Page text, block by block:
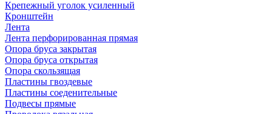
Крепежный уголок усиленный
Кронштейн
Лента
Лента перфорированная прямая
Опора бруса закрытая
Опора бруса открытая
Опора скользящая
Пластины гвоздевые
Пластины соеденительные
Подвесы прямые